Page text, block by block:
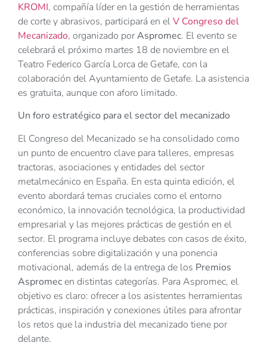
KROMI, compañía líder en la gestión de herramientas
de corte y abrasivos, participará en elV Congreso del
Mecanizado, organizado porAspromec. El evento se
celebrará el próximo martes 18 de noviembre en el
Teatro Federico García Lorca de Getafe, con la
colaboración del Ayuntamiento de Getafe. La asistencia
es gratuita, aunque con aforo limitado.
Un foro estratégico para el sector del mecanizado
El Congreso del Mecanizado se ha consolidado como
un punto de encuentro clave para talleres, empresas
tractoras, asociaciones y entidades del sector
metalmecánico en España. En esta quinta edición, el
evento abordará temas cruciales como el entorno
económico, la innovación tecnológica, la productividad
empresarial y las mejores prácticas de gestión en el
sector. El programa incluye debates con casos de éxito,
conferencias sobre digitalización y una ponencia
motivacional, además de la entrega de los Premios
Aspromecen distintas categorías. Para Aspromec, el
objetivo es claro: ofrecer a los asistentes herramientas
prácticas, inspiración y conexiones útiles para afrontar
los retos que la industria del mecanizado tiene por
delante.